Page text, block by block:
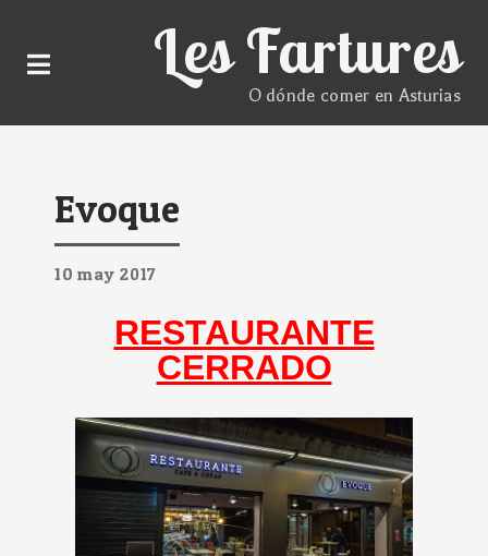
Les Fartures
O dónde comer en Asturias
Evoque
10 may 2017
RESTAURANTE
CERRADO